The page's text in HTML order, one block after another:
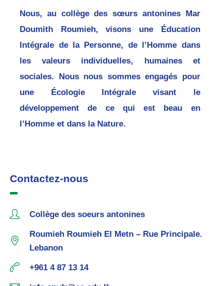
Nous, au collège des sœurs antonines Mar
Doumith Roumieh, visons une Éducation
Intégrale de la Personne, de l’Homme dans
les valeurs individuelles, humaines et
sociales. Nous nous sommes engagés pour
une Écologie Intégrale visant le
développement de ce qui est beau en
l’Homme et dans la Nature.
Contactez-nous
Collège des soeurs antonines
Roumieh Roumieh El Metn – Rue Principale.
Lebanon
+961 4 87 13 14